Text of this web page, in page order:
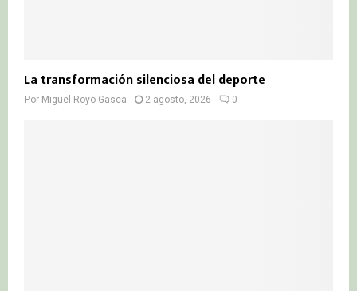
La transformación silenciosa del deporte
Por Miguel Royo Gasca 2 agosto, 2026 0